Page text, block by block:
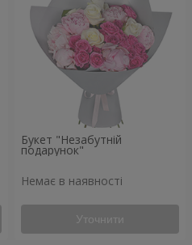
Букет "Незабутній
подарунок"
Немає в наявності
Уточнити